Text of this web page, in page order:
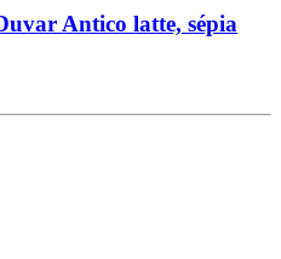
Antico latte, sépia